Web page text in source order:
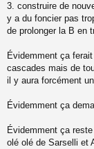
3. construire de
y a du foncier pas
de prolonger la B en
Évidemment ça
cascades mais de
il y aura forcément
Évidemment ça
Évidemment ça
olé olé de Sarselli et